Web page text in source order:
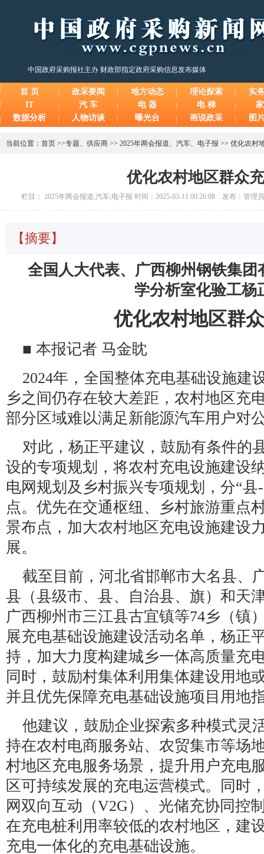
中国政府采购报社主办 财政部指定政府采购信息发布媒体
首 页 政采要闻 地方动态 理论探索
实
IT
汽 车 电 器 电 梯
数据分析
人物访谈 曝光台 画说政采 图
当前位置： 首页 >>专题、 供应商 >> 2025年两会报道、 汽车、 电子报 >> 优化农村
优化农村地区群众
栏目： 2025年两会报道,汽车,电子报 时间：2025-03-11 00:26:08 发布：管理
【摘要】
全国人大代表、广西柳州钢铁集
学分析室化验工杨
优化农村地区群
■ 本报记者 马金眈
2024年，全国整体充电基础设施建
乡之间仍存在较大差距，农村地区充
部分区域难以满足新能源汽车用户对
对此，杨正平建议，鼓励有条件的
设的专项规划，将农村充电设施建设
电网规划及乡村振兴专项规划，分“
点。优先在交通枢纽、乡村旅游重点
景布点，加大农村地区充电设施建设
展。
截至目前，河北省邯郸市大名县、
县（县级市、县、自治县、旗）和天
广西柳州市三江县古宜镇等74乡（镇
展充电基础设施建设活动名单，杨正
持，加大力度构建城乡一体高质量充
同时，鼓励村集体利用集体建设用地
并且优先保障充电基础设施项目用地
他建议，鼓励企业探索多种模式灵
持在农村电商服务站、农贸集市等场
村地区充电服务场景，提升用户充电
区可持续发展的充电运营模式。同时
网双向互动（V2G）、光储充协同控
在充电桩利用率较低的农村地区，建
充电一体化的充电基础设施。